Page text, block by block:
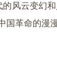
风云变幻
国革命的漫